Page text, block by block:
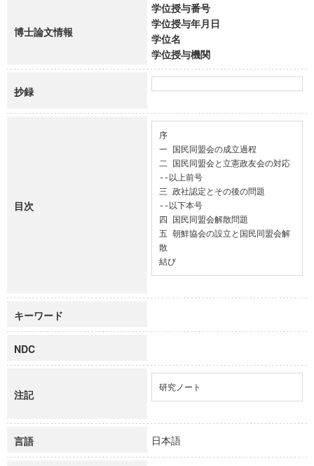
博士論文情報
学位授与番号
学位授与年月日
学位名
学位授与機関
抄録
目次
序
一 国民同盟会の成立過程
二 国民同盟会と立憲政友会の対応
--以上前号
三 政社認定とその後の問題
--以下本号
四 国民同盟会解散問題
五 朝鮮協会の設立と国民同盟会解
散
結び
キーワード
NDC
注記
研究ノート
言語 日本語